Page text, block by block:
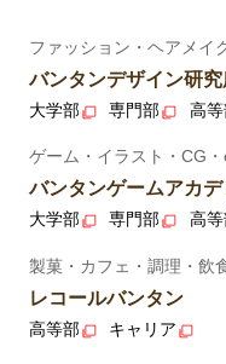
ファッション・ヘアメイ
バンタンデザイン研究
大学部 専門部 高
ゲーム・イラスト・CG
バンタンゲームアカ
大学部 専門部 高
製菓・カフェ・調理・飲
レコールバンタン
高等部 キャリア